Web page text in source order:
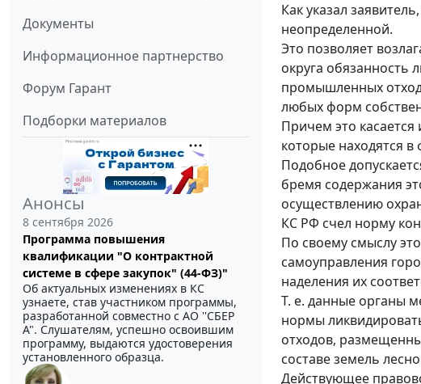
Документы
Информационное партнерство
Форум Гарант
Подборки материалов
Анонсы
8 сентября 2026
Программа повышения
квалификации "О контрактной
системе в сфере закупок" (44-ФЗ)"
Об актуальных изменениях в КС
узнаете, став участником программы,
разработанной совместно с АО ''СБЕР
А". Слушателям, успешно освоившим
программу, выдаются удостоверения
установленного образца.
Как указал
неопределенной.
Это позволяет
округа обязанность
промышленных
любых форм
Причем это касается
которые находятся
Подобное
бремя содержания
осуществлению
КС РФ счел норму
По своему смыслу
самоуправления
наделения их
Т. е. данные органы
нормы
отходов,
составе земель
Действующее